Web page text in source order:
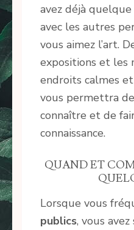
avez déjà
avec les autres
vous aimez l’art.
expositions et les
endroits calmes
vous permettra
connaître et de
connaissance.
QUAND ET
Lorsque vous
publics, vous avez